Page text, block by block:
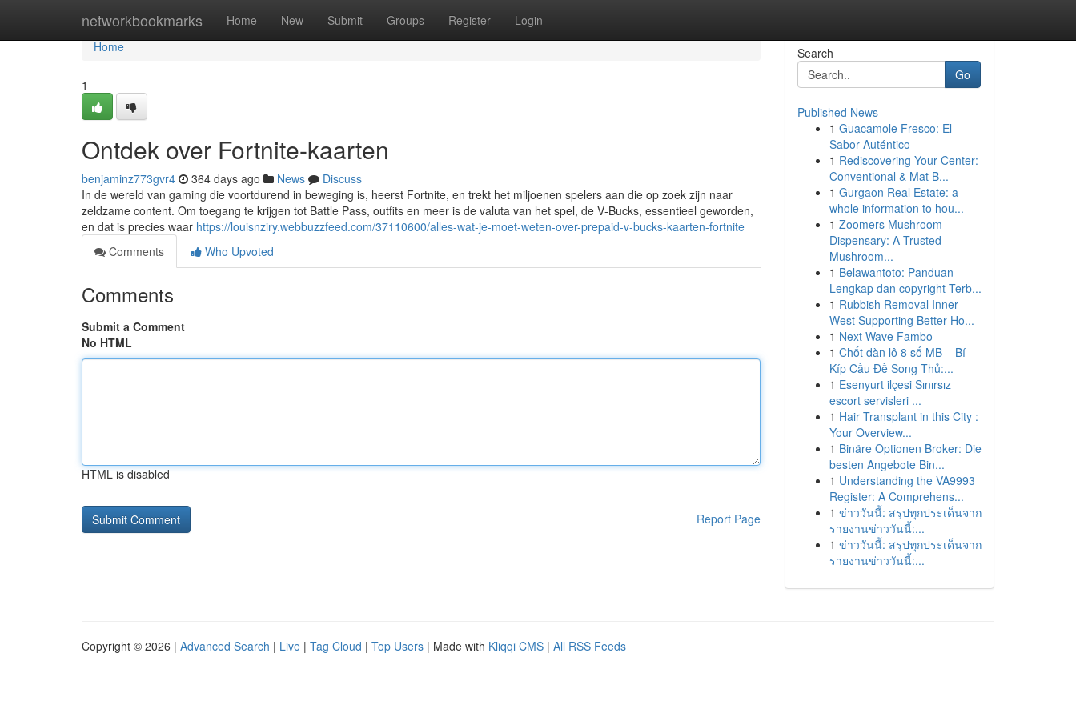
networkbookmarks Home New Submit Groups Register Login
Home
Home
1
Ontdek over Fortnite-kaarten
benjaminz773gvr4 364 days ago News
Discuss
In de wereld van gaming die voortdurend in beweging is, heerst Fortnite, en trekt het miljoenen spelers aan die op zoek zijn naar
zeldzame content. Om toegang te krijgen tot Battle Pass, outfits en meer is de valuta van het spel, de V‑Bucks, essentieel geworden,
en dat is precies waar https://louisnziry.webbuzzfeed.com/37110600/alles-wat-je-moet-weten-over-prepaid-v-bucks-kaarten-fortnite
Comments
Who Upvoted
Comments
Submit a Comment
No HTML
HTML is disabled
Report Page
Search
Go
Published News
1 Guacamole Fresco: El
Sabor Auténtico
1 Rediscovering Your Center:
Conventional & Mat B...
1 Gurgaon Real Estate: a
whole information to hou...
1 Zoomers Mushroom
Dispensary: A Trusted
Mushroom...
1 Belawantoto: Panduan
Lengkap dan copyright Terb...
1 Rubbish Removal Inner
West Supporting Better Ho...
1 Next Wave Fambo
1 Chốt dàn lô 8 số MB – Bí
Kíp Cầu Đề Song Thủ:...
1 Esenyurt ilçesi Sınırsız
escort servisleri ...
1 Hair Transplant in this City :
Your Overview...
1 Binäre Optionen Broker: Die
besten Angebote Bin...
1 Understanding the VA9993
Register: A Comprehens...
1 ข่าววันนี้: สรุปทุกประเด็นจาก
รายงานข่าววันนี้:...
1 ข่าววันนี้: สรุปทุกประเด็นจาก
รายงานข่าววันนี้:...
Copyright © 2026 | Advanced Search | Live | Tag Cloud | Top Users | Made with Kliqqi CMS | All RSS Feeds